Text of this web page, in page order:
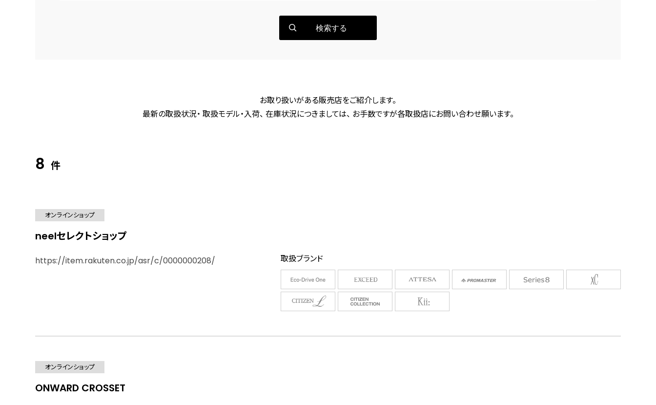
検索する
お取り扱いがある販売店をご紹介します。
最新の取扱状況・ 取扱モデル・入荷、 在庫状況につきましては、 お手数ですが各取扱店にお問い合わせ願います。
8 件
オンラインショップ
neelセレクトショップ
https://item.rakuten.co.jp/asr/c/0000000208/ 取扱ブランド
オンラインショップ
ONWARD CROSSET